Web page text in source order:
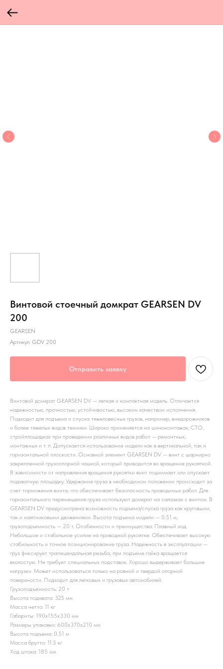
Винтовой стоечный домкрат GEARSEN DV
200
GEARSEN
Артикул: GDV 200
Отправить заявку
Винтовой домкрат GEARSEN DV — легкая и компактная модель. Отличается
надежностью, прочностью, устойчивостью, высоким качеством исполнения.
Подходит для подъема и спуска тяжеловесных грузов, например, внедорожников
и более тяжелых видов техники. Широко применяется на шиномонтажах, СТО,
стройплощадках при проведении различных видов работ — ремонтных,
монтажных и т. п. Допускается использование модели как в вертикальной, так и
горизонтальной плоскости. Основной элемент GEARSEN DV — винт с шарнирно
закрепленной грузоопорной чашкой, который приводится во вращение рукояткой.
В зависимости от направления вращения рукоятки винт поднимает или опускает
подхватную площадку. Удержание груза в необходимом положении происходит за
счет торможения винта, что обеспечивает безопасность проводимых работ. Для
горизонтального перемещения груза используют домкрат на салазках с винтом. В
GEARSEN DV предусмотрена возможность подъема/спуска груза как круговыми,
так и маятниковыми движениями. Высота подъема модели — 0.51 м,
грузоподъемность — 20 т. Особенности и преимущества: Плавный ход.
Небольшое и стабильное усилие на приводной рукоятке. Обеспечивает высокую
стабильность и точное позиционирование груза. Надежность в эксплуатации —
груз фиксирует трапецеидальная резьба, при подъеме гайка вращается
вхолостую. Не требует специальных подставок. Хорошо выдерживает большие
нагрузки. Может использоваться только на ровной и твердой опорной
поверхности. Подходит для легковых и грузовых автомобилей.
Грузоподъемность: 20 т
Высота подхвата: 325 мм
Масса нетто: 11 кг
Габариты: 190x155x330 мм
Размеры упаковки: 600x370x210 мм
Высота подъема: 0.51 м
Масса брутто: 11.5 кг
Ход штока: 185 мм